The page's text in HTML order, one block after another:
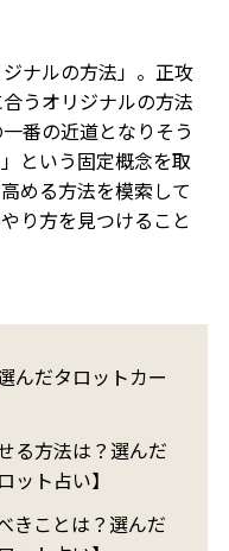
ナルの方法」。正攻
うオリジナルの方法
番の近道となりそう
という固定概念を取
める方法を模索して
り方を見つけること
んだタロットカー
る方法は？選んだ
ット占い】
きことは？選んだ